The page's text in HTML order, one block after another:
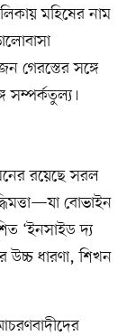
মহিষের নাম
গেরস্তের সঙ্গে
সম্পর্কতুল্য।
রয়েছে সরল
বোভাইন
‘ইনসাইড দ্য
উচ্চ ধারণা, শিখন